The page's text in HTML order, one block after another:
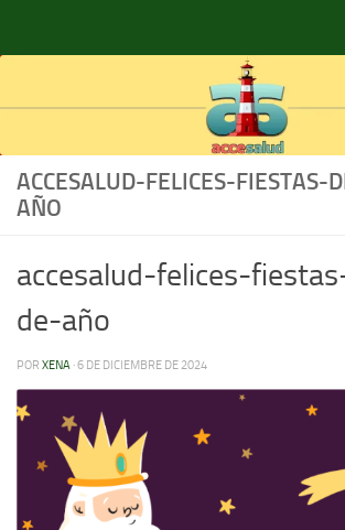
ACCESALUD-FELICES-FIESTAS-
AÑO
accesalud-felices-
de-año
POR XENA ·6 DE DICIEMBRE DE 2024